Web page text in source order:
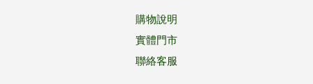
購物說明
實體門市
聯絡客服